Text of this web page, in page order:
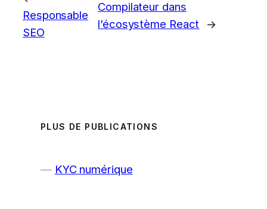
Responsable
SEO
Compilateur dans
l’écosystème React
→
PLUS DE PUBLICATIONS
KYC numérique